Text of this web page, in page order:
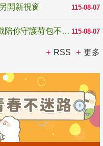
115-08-07
115-08-07
反詐騙宣導_防詐有道，霹靂布袋戲陪你守護荷包不受騙
RSS 更多